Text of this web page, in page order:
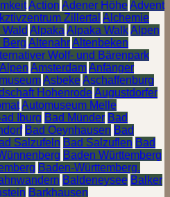
Action Adener HöheAdvent
Zillertal Alchemie
Alpaka Alpaka WalkAlpen
Berg AltenahrAltenbeken
Wolf- und Bärenpark
AmsterdamAnfänger
AsbekeAschaffenburg
HohenrodeAugustdorfer
Automuseum Melle
Iburg Bad Münder Bad
Bad Oeynhausen Bad
Salzufeln Bad Salzuflen Bad
Baden Württemberg
Baden-Württemberg.
Baldeneysee Balker
Barkhausen